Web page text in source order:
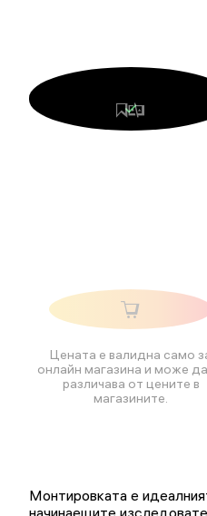
Цената е валидна само
онлайн магазина и може
различава от цените в
магазините.
Монтировката е
начинаещите